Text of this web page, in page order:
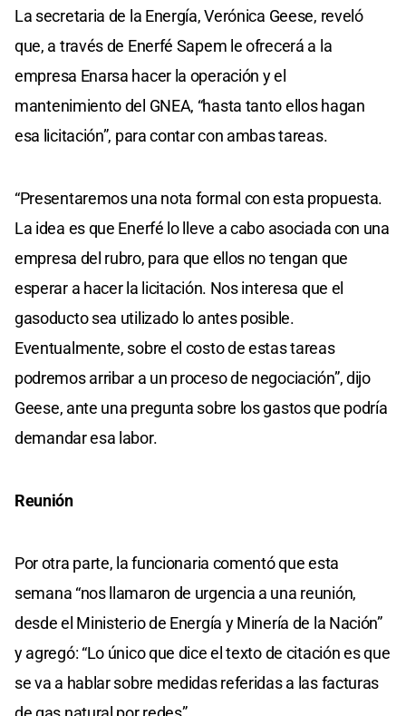
La secretaria de la Energía, Verónica Geese, reveló
que, a través de Enerfé Sapem le ofrecerá a la
empresa Enarsa hacer la operación y el
mantenimiento del GNEA, “hasta tanto ellos hagan
esa licitación”, para contar con ambas tareas.
“Presentaremos una nota formal con esta propuesta.
La idea es que Enerfé lo lleve a cabo asociada con una
empresa del rubro, para que ellos no tengan que
esperar a hacer la licitación. Nos interesa que el
gasoducto sea utilizado lo antes posible.
Eventualmente, sobre el costo de estas tareas
podremos arribar a un proceso de negociación”, dijo
Geese, ante una pregunta sobre los gastos que podría
demandar esa labor.
Reunión
Por otra parte, la funcionaria comentó que esta
semana “nos llamaron de urgencia a una reunión,
desde el Ministerio de Energía y Minería de la Nación”
y agregó: “Lo único que dice el texto de citación es que
se va a hablar sobre medidas referidas a las facturas